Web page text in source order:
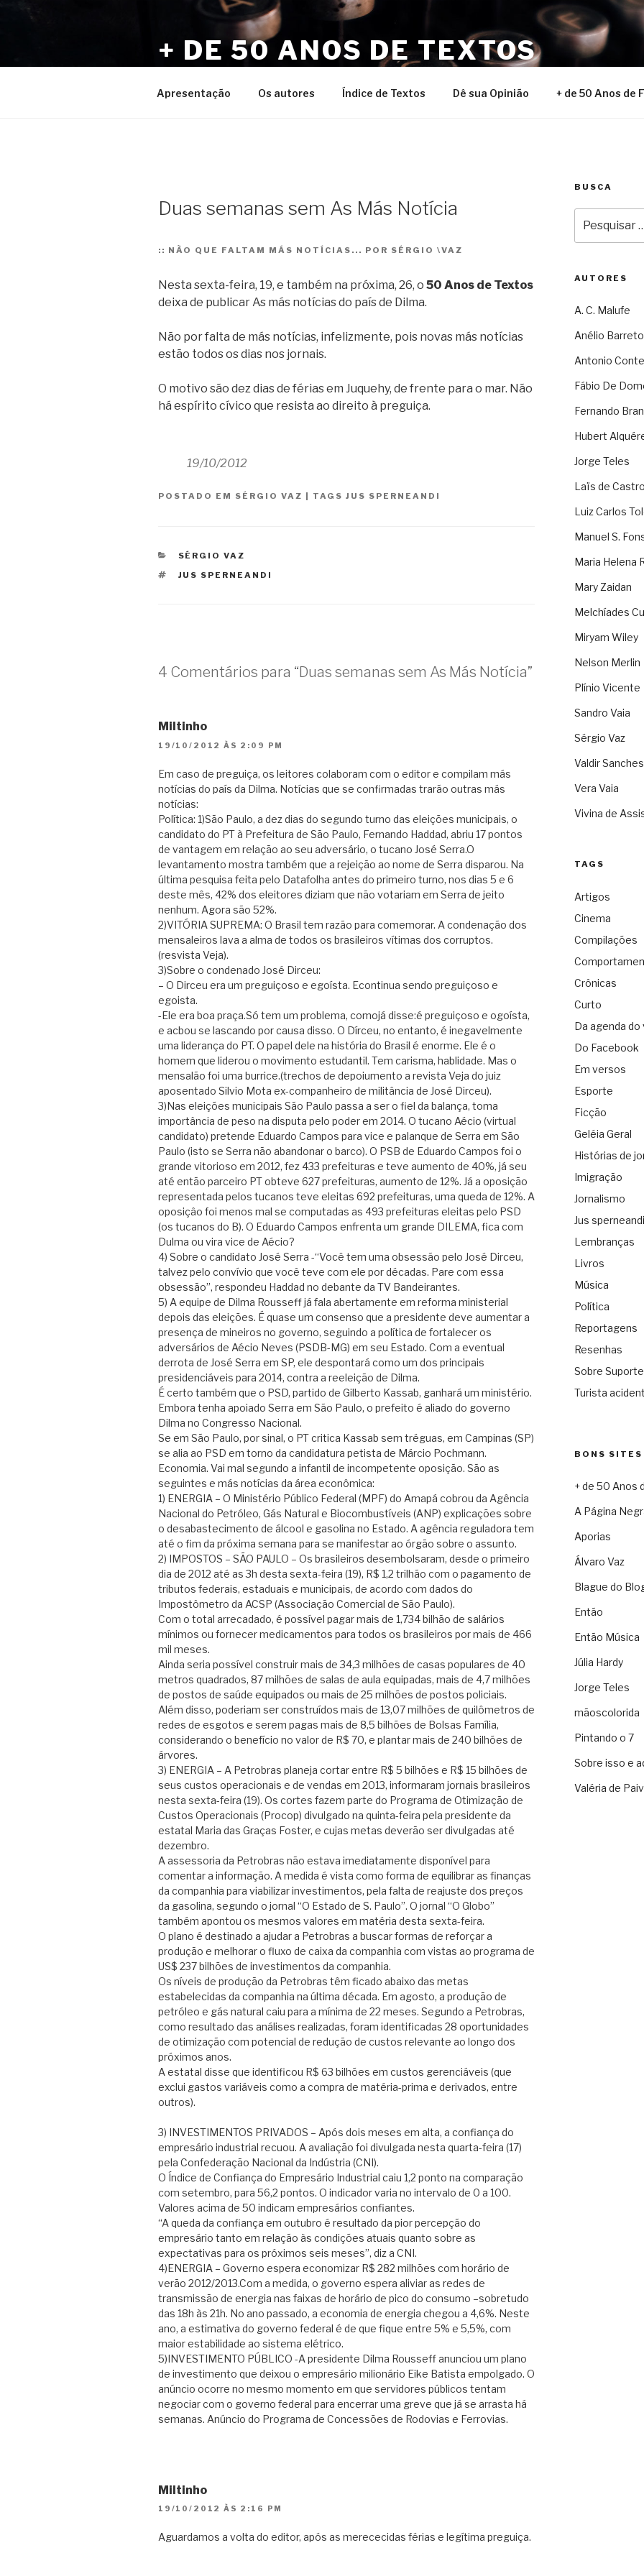
Pular
+ DE 50 ANOS DE TEXTOS
Apresentação Os autores Índice de Textos Dê sua Opinião + de 50 Anos de
Duas semanas sem As Más Notícia
:: NÃO QUE FALTAM MÁS NOTÍCIAS... POR SÉRGIO \VAZ
Nesta sexta-feira, 19, e também na próxima, 26, o 50 Anos de Textos
deixa de publicar As más notícias do país de Dilma.
Não por falta de más notícias, infelizmente, pois novas más notícias
estão todos os dias nos jornais.
O motivo são dez dias de férias em Juquehy, de frente para o mar. Não
há espírito cívico que resista ao direito à preguiça.
19/10/2012
POSTADO EM SÉRGIO VAZ | TAGS JUS SPERNEANDI
CATEGORIAS
SÉRGIO VAZ
TAGS
JUS SPERNEANDI
4 Comentários para “Duas semanas sem As Más Notícia”
Miltinho
19/10/2012 ÀS 2:09 PM
Em caso de preguiça, os leitores colaboram com o editor e compilam más
notícias do país da Dilma. Notícias que se confirmadas trarão outras más
notícias:
Política: 1)São Paulo, a dez dias do segundo turno das eleições municipais, o
candidato do PT à Prefeitura de São Paulo, Fernando Haddad, abriu 17 pontos
de vantagem em relação ao seu adversário, o tucano José Serra.O
levantamento mostra também que a rejeição ao nome de Serra disparou. Na
última pesquisa feita pelo Datafolha antes do primeiro turno, nos dias 5 e 6
deste mês, 42% dos eleitores diziam que não votariam em Serra de jeito
nenhum. Agora são 52%.
2)VITÓRIA SUPREMA: O Brasil tem razão para comemorar. A condenação dos
mensaleiros lava a alma de todos os brasileiros vítimas dos corruptos.
(resvista Veja).
3)Sobre o condenado José Dirceu:
– O Dirceu era um preguiçoso e egoísta. Econtinua sendo preguiçoso e
egoista.
-Ele era boa praça.Só tem um problema, comojá disse:é preguiçoso e ogoísta,
e acbou se lascando por causa disso. O Dírceu, no entanto, é inegavelmente
uma liderança do PT. O papel dele na história do Brasil é enorme. Ele é o
homem que liderou o movimento estudantil. Tem carisma, hablidade. Mas o
mensalão foi uma burrice.(trechos de depoiumento a revista Veja do juiz
aposentado Silvio Mota ex-companheiro de militância de José Dirceu).
3)Nas eleições municipais São Paulo passa a ser o fiel da balança, toma
importância de peso na disputa pelo poder em 2014. O tucano Aécio (virtual
candidato) pretende Eduardo Campos para vice e palanque de Serra em São
Paulo (isto se Serra não abandonar o barco). O PSB de Eduardo Campos foi o
grande vitorioso em 2012, fez 433 prefeituras e teve aumento de 40%, já seu
até então parceiro PT obteve 627 prefeituras, aumento de 12%. Já a oposição
representada pelos tucanos teve eleitas 692 prefeituras, uma queda de 12%. A
oposiçâo foi menos mal se computadas as 493 prefeituras eleitas pelo PSD
(os tucanos do B). O Eduardo Campos enfrenta um grande DILEMA, fica com
Dulma ou vira vice de Aécio?
4) Sobre o candidato José Serra -“Você tem uma obsessão pelo José Dirceu,
talvez pelo convívio que você teve com ele por décadas. Pare com essa
obsessão”, respondeu Haddad no debante da TV Bandeirantes.
5) A equipe de Dilma Rousseff já fala abertamente em reforma ministerial
depois das eleições. É quase um consenso que a presidente deve aumentar a
presença de mineiros no governo, seguindo a política de fortalecer os
adversários de Aécio Neves (PSDB-MG) em seu Estado. Com a eventual
derrota de José Serra em SP, ele despontará como um dos principais
presidenciáveis para 2014, contra a reeleição de Dilma.
É certo também que o PSD, partido de Gilberto Kassab, ganhará um ministério.
Embora tenha apoiado Serra em São Paulo, o prefeito é aliado do governo
Dilma no Congresso Nacional.
Se em São Paulo, por sinal, o PT critica Kassab sem tréguas, em Campinas (SP)
se alia ao PSD em torno da candidatura petista de Márcio Pochmann.
Economia. Vai mal segundo a infantil de incompetente oposição. São as
seguintes e más notícias da área econômica:
1) ENERGIA – O Ministério Público Federal (MPF) do Amapá cobrou da Agência
Nacional do Petróleo, Gás Natural e Biocombustíveis (ANP) explicações sobre
o desabastecimento de álcool e gasolina no Estado. A agência reguladora tem
até o fim da próxima semana para se manifestar ao órgão sobre o assunto.
2) IMPOSTOS – SÃO PAULO – Os brasileiros desembolsaram, desde o primeiro
dia de 2012 até as 3h desta sexta-feira (19), R$ 1,2 trilhão com o pagamento de
tributos federais, estaduais e municipais, de acordo com dados do
Impostômetro da ACSP (Associação Comercial de São Paulo).
Com o total arrecadado, é possível pagar mais de 1,734 bilhão de salários
mínimos ou fornecer medicamentos para todos os brasileiros por mais de 466
mil meses.
Ainda seria possível construir mais de 34,3 milhões de casas populares de 40
metros quadrados, 87 milhões de salas de aula equipadas, mais de 4,7 milhões
de postos de saúde equipados ou mais de 25 milhões de postos policiais.
Além disso, poderiam ser construídos mais de 13,07 milhões de quilômetros de
redes de esgotos e serem pagas mais de 8,5 bilhões de Bolsas Família,
considerando o benefício no valor de R$ 70, e plantar mais de 240 bilhões de
árvores.
3) ENERGIA – A Petrobras planeja cortar entre R$ 5 bilhões e R$ 15 bilhões de
seus custos operacionais e de vendas em 2013, informaram jornais brasileiros
nesta sexta-feira (19). Os cortes fazem parte do Programa de Otimização de
Custos Operacionais (Procop) divulgado na quinta-feira pela presidente da
estatal Maria das Graças Foster, e cujas metas deverão ser divulgadas até
dezembro.
A assessoria da Petrobras não estava imediatamente disponível para
comentar a informação. A medida é vista como forma de equilibrar as finanças
da companhia para viabilizar investimentos, pela falta de reajuste dos preços
da gasolina, segundo o jornal “O Estado de S. Paulo”. O jornal “O Globo”
também apontou os mesmos valores em matéria desta sexta-feira.
O plano é destinado a ajudar a Petrobras a buscar formas de reforçar a
produção e melhorar o fluxo de caixa da companhia com vistas ao programa de
US$ 237 bilhões de investimentos da companhia.
Os níveis de produção da Petrobras têm ficado abaixo das metas
estabelecidas da companhia na última década. Em agosto, a produção de
petróleo e gás natural caiu para a mínima de 22 meses. Segundo a Petrobras,
como resultado das análises realizadas, foram identificadas 28 oportunidades
de otimização com potencial de redução de custos relevante ao longo dos
próximos anos.
A estatal disse que identificou R$ 63 bilhões em custos gerenciáveis (que
exclui gastos variáveis como a compra de matéria-prima e derivados, entre
outros).
3) INVESTIMENTOS PRIVADOS – Após dois meses em alta, a confiança do
empresário industrial recuou. A avaliação foi divulgada nesta quarta-feira (17)
pela Confederação Nacional da Indústria (CNI).
O Índice de Confiança do Empresário Industrial caiu 1,2 ponto na comparação
com setembro, para 56,2 pontos. O indicador varia no intervalo de 0 a 100.
Valores acima de 50 indicam empresários confiantes.
“A queda da confiança em outubro é resultado da pior percepção do
empresário tanto em relação às condições atuais quanto sobre as
expectativas para os próximos seis meses”, diz a CNI.
4)ENERGIA – Governo espera economizar R$ 282 milhões com horário de
verão 2012/2013.Com a medida, o governo espera aliviar as redes de
transmissão de energia nas faixas de horário de pico do consumo –sobretudo
das 18h às 21h. No ano passado, a economia de energia chegou a 4,6%. Neste
ano, a estimativa do governo federal é de que fique entre 5% e 5,5%, com
maior estabilidade ao sistema elétrico.
5)INVESTIMENTO PÚBLICO -A presidente Dilma Rousseff anunciou um plano
de investimento que deixou o empresário milionário Eike Batista empolgado. O
anúncio ocorre no mesmo momento em que servidores públicos tentam
negociar com o governo federal para encerrar uma greve que já se arrasta há
semanas. Anúncio do Programa de Concessões de Rodovias e Ferrovias.
Miltinho
19/10/2012 ÀS 2:16 PM
Aguardamos a volta do editor, após as merececidas férias e legítima preguiça.
BUSCA
por:
AUTORES
A. C. Malufe
Anélio Barreto
Antonio
Fábio De
Fernando
Hubert
Jorge Teles
Laïs de Castro
Luiz Carlos
Manuel S.
Maria Helena
Mary Zaidan
Melchíades
Miryam Wiley
Nelson Merlin
Plínio Vicente
Sandro Vaia
Sérgio Vaz
Valdir Sanches
Vera Vaia
Vivina de
TAGS
Artigos
Cinema
Compilações
Crônicas
Curto
Da agenda do
Do Facebook
Em versos
Esporte
Ficção
Geléia Geral
Histórias de
Imigração
Jornalismo
Jus sperneandi
Lembranças
Livros
Música
Política
Reportagens
Resenhas
Sobre
Turista
BONS SITES
+ de 50 Anos
A Página
Aporias
Álvaro Vaz
Blague do
Então
Então Música
Júlia Hardy
Jorge Teles
mãoscolorida
Pintando o 7
Sobre isso e
Valéria de